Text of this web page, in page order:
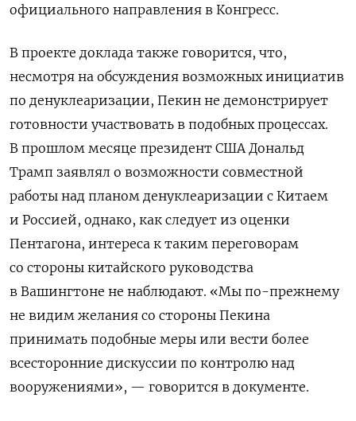
официального направления в Конгресс.
В проекте доклада также говорится, что,
несмотря на обсуждения возможных инициатив
по денуклеаризации, Пекин не демонстрирует
готовности участвовать в подобных процессах.
В прошлом месяце президент США Дональд
Трамп заявлял о возможности совместной
работы над планом денуклеаризации с Китаем
и Россией, однако, как следует из оценки
Пентагона, интереса к таким переговорам
со стороны китайского руководства
в Вашингтоне не наблюдают. «Мы по-прежнему
не видим желания со стороны Пекина
принимать подобные меры или вести более
всесторонние дискуссии по контролю над
вооружениями», — говорится в документе.